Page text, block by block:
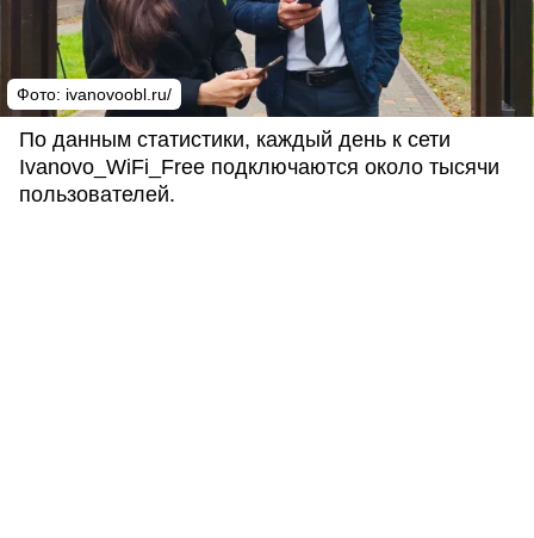
Фото: ivanovoobl.ru/
По данным статистики, каждый день к сети
Ivanovo_WiFi_Free подключаются около тысячи
пользователей.